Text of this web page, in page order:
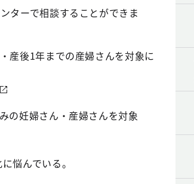
ターで相談することができま
産後1年までの産婦さんを対象に
の妊婦さん・産婦さんを対象
悩んでいる。